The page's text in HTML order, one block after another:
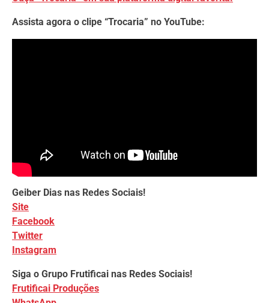
Assista agora o clipe “Trocaria” no YouTube:
Geiber Dias nas Redes Sociais!
Site
Facebook
Twitter
Instagram
Siga o Grupo Frutificai nas Redes Sociais!
Frutificai Produções